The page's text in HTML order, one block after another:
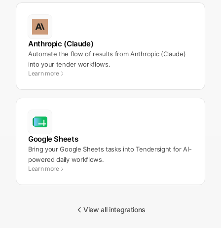
Anthropic (Claude)
Automate the flow of results from Anthropic (Claude)
into your tender workflows.
Learn more
Google Sheets
Bring your Google Sheets tasks into Tendersight for AI-
powered daily workflows.
Learn more
View all integrations